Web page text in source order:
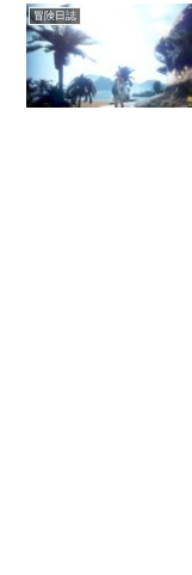
冒険日誌